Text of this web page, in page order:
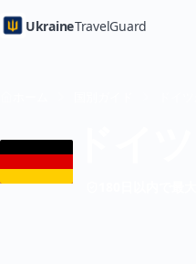
UkraineTravelGuard